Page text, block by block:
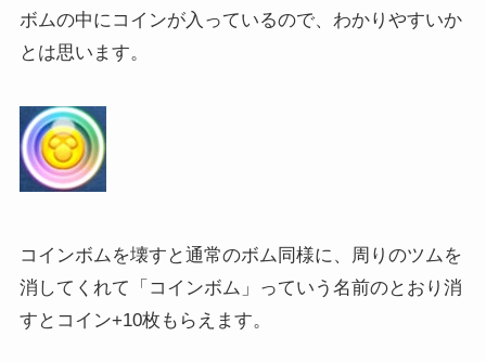
ボムの中にコインが入っているので、わかりやすいか
とは思います。
コインボムを壊すと通常のボム同様に、周りのツムを
消してくれて「コインボム」っていう名前のとおり消
すとコイン+10枚もらえます。